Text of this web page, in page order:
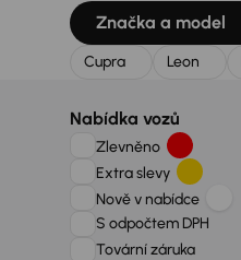
Značka a model
Cupra Leon
Nabídka vozů
Zlevněno
Extra slevy
Nově v nabídce
S odpočtem DPH
Tovární záruka